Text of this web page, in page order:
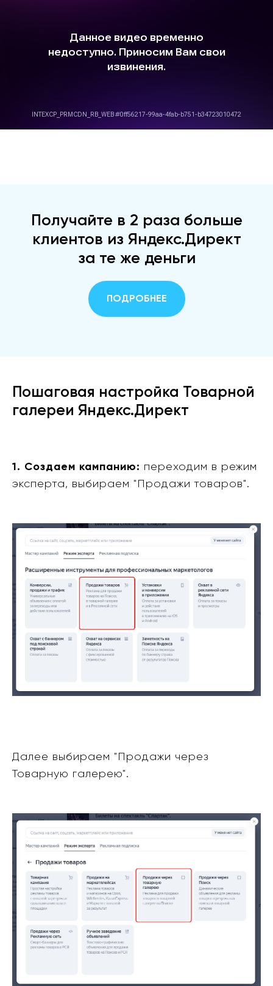
Получайте в 2 раза больше
клиентов из Яндекс.Директ
за те же деньги
ПОДРОБНЕЕ
Пошаговая настройка Товарной
галереи Яндекс.Директ
1. Создаем кампанию: переходим в режим
эксперта, выбираем "Продажи товаров".
Далее выбираем "Продажи через
Товарную галерею".